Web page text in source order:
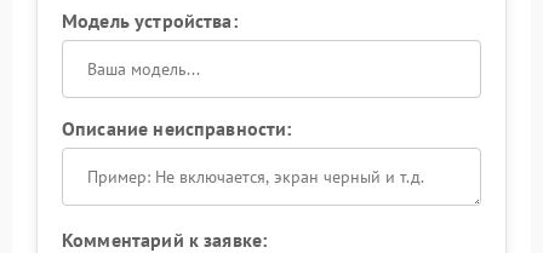
Модель устройства:
Описание неисправности:
Комментарий к заявке: